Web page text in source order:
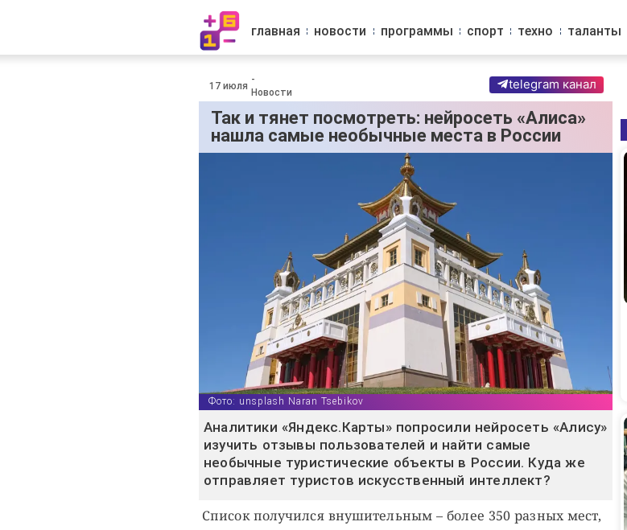
главная новости программы спорт техно таланты
17 июля
-
Новости
telegram канал
Так и тянет посмотреть: нейросеть «Алиса»
нашла самые необычные места в России
Фото: unsplash Naran Tsebikov
Аналитики «Яндекс.Карты» попросили нейросеть «Алису»
изучить отзывы пользователей и найти самые
необычные туристические объекты в России. Куда же
отправляет туристов искусственный интеллект?
Список получился внушительным – более 350 разных мест,